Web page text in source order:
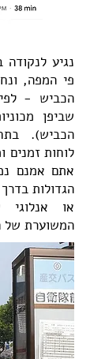
נגיע
פי המפה,
הכביש -
שביפן
הכביש).
לוחות זמנים
אתם אמנם
הגדולות
או
המשוערת של